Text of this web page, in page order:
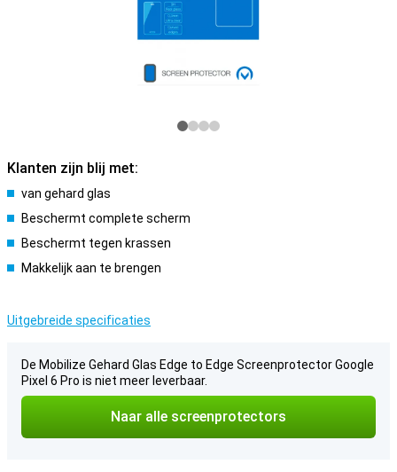
Klanten zijn blij met:
van gehard glas
Beschermt complete scherm
Beschermt tegen krassen
Makkelijk aan te brengen
Uitgebreide specificaties
De Mobilize Gehard Glas Edge to Edge Screenprotector Google
Pixel 6 Pro is niet meer leverbaar.
Naar alle screenprotectors